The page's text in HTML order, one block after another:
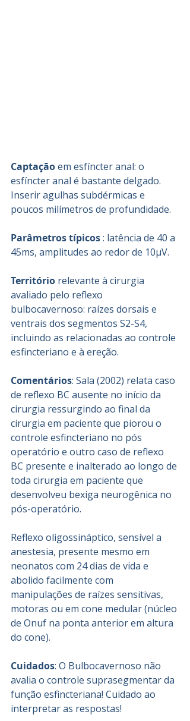
Captação em esfíncter anal: o
esfíncter anal é bastante delgado.
Inserir agulhas subdérmicas e
poucos milímetros de profundidade.
Parâmetros típicos : latência de 40 a
45ms, amplitudes ao redor de 10μV.
Território relevante à cirurgia
avaliado pelo reflexo
bulbocavernoso: raízes dorsais e
ventrais dos segmentos S2-S4,
incluindo as relacionadas ao controle
esfincteriano e à ereção.
Comentários: Sala (2002) relata caso
de reflexo BC ausente no início da
cirurgia ressurgindo ao final da
cirurgia em paciente que piorou o
controle esfincteriano no pós
operatório e outro caso de reflexo
BC presente e inalterado ao longo de
toda cirurgia em paciente que
desenvolveu bexiga neurogênica no
pós-operatório.
Reflexo oligossináptico, sensível a
anestesia, presente mesmo em
neonatos com 24 dias de vida e
abolido facilmente com
manipulações de raízes sensitivas,
motoras ou em cone medular (núcleo
de Onuf na ponta anterior em altura
do cone).
Cuidados: O Bulbocavernoso não
avalia o controle suprasegmentar da
função esfincteriana! Cuidado ao
interpretar as respostas!